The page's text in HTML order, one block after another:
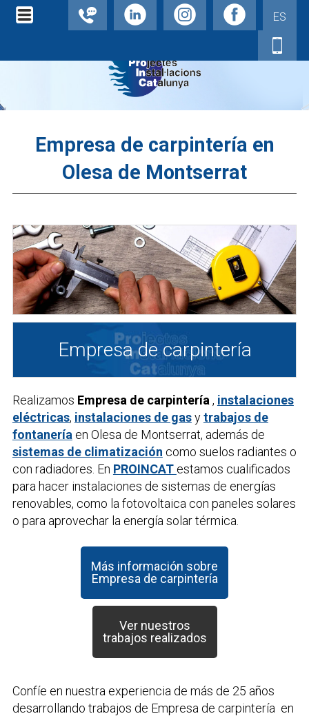
ES
Empresa de carpintería en
Olesa de Montserrat
Empresa de carpintería
Realizamos Empresa de carpintería , instalaciones
eléctricas, instalaciones de gasytrabajos de
fontanería en Olesa de Montserrat, además de
sistemas de climatización como suelos radiantes o
con radiadores. En PROINCAT estamos cualificados
para hacer instalaciones de sistemas de energías
renovables, como la fotovoltaica con paneles solares
o para aprovechar la energía solar térmica.
Más información sobre
Empresa de carpintería
Ver nuestros
trabajos realizados
Confíe en nuestra experiencia de más de 25 años
desarrollando trabajos de Empresa de carpintería en